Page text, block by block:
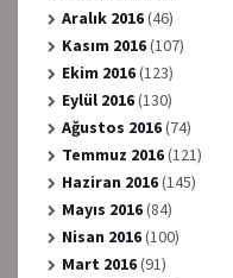
Aralık 2016(46)
Kasım 2016(107)
Ekim 2016(123)
Eylül 2016(130)
Ağustos 2016(74)
Temmuz 2016(121)
Haziran 2016(145)
Mayıs 2016(84)
Nisan 2016(100)
Mart 2016(91)